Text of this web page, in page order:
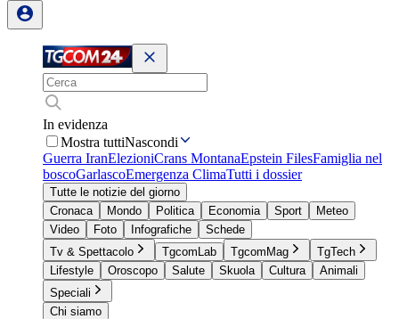
In evidenza
Mostra tuttiNascondi
Guerra IranElezioniCrans MontanaEpstein FilesFamiglia nel
boscoGarlascoEmergenza ClimaTutti i dossier
Tutte le notizie del giorno
Cronaca
Mondo Politica Economia Sport
Meteo
Video
Foto Infografiche
Schede
Tv & Spettacolo
TgcomLab TgcomMag
TgTech
Lifestyle
Oroscopo Salute Skuola Cultura
Animali
Speciali
Chi siamo